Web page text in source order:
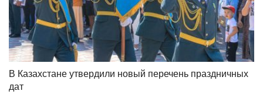
В Казахстане утвердили новый перечень праздничных
дат